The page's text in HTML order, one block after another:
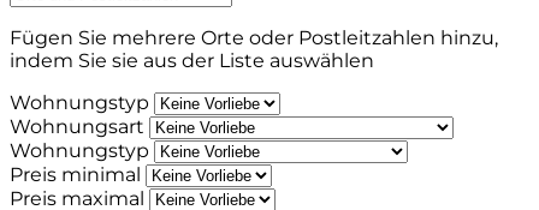
Fügen Sie mehrere Orte oder Postleitzahlen hinzu,
indem Sie sie aus der Liste auswählen
Wohnungstyp
Wohnungsart
Wohnungstyp
Preis minimal
Preis maximal